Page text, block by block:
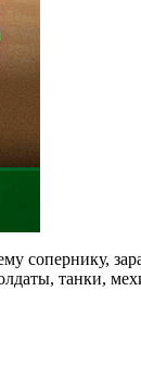
сопернику,
танки,